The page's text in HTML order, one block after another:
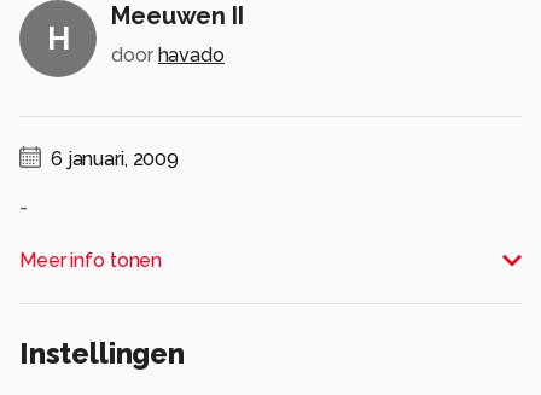
H
Meeuwen II
door havado
6 januari, 2009
-
Alle rechten voorbehouden
Meer info tonen
Instellingen